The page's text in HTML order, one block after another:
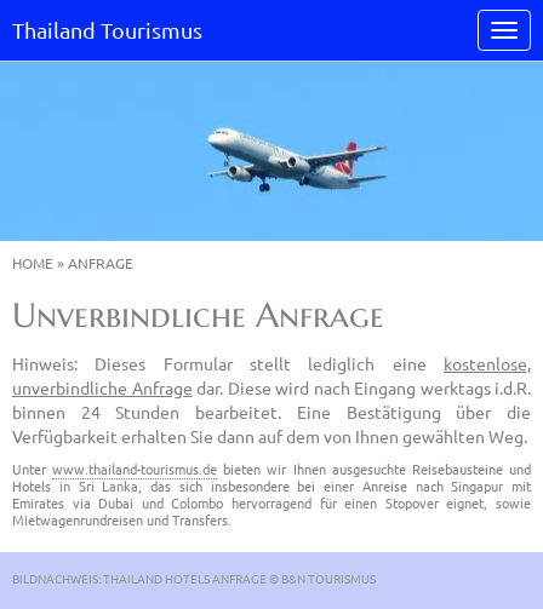
Thailand Tourismus
HOME»ANFRAGE
Unverbindliche Anfrage
Hinweis: Dieses Formular stellt lediglich eine kostenlose,
unverbindliche Anfrage dar. Diese wird nach Eingang werktags i.d.R.
binnen 24 Stunden bearbeitet. Eine Bestätigung über die
Verfügbarkeit erhalten Sie dann auf dem von Ihnen gewählten Weg.
Unterwww.thailand-tourismus.de bieten wir Ihnen ausgesuchte Reisebausteine und
Hotels in Sri Lanka, das sich insbesondere bei einer Anreise nach Singapur mit
Emirates via Dubai und Colombo hervorragend für einen Stopover eignet, sowie
Mietwagenrundreisen und Transfers.
BILDNACHWEIS: THAILAND HOTELS ANFRAGE © B&N TOURISMUS